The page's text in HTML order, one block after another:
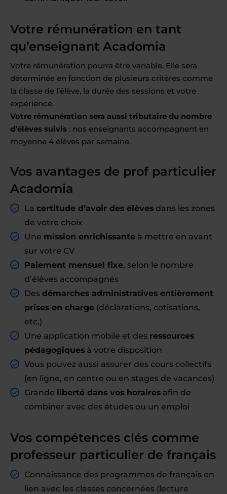
Votre rémunération en tant
qu’enseignant Acadomia
Votre rémunération pourra être variable. Elle sera
déterminée en fonction de plusieurs critères comme
la classe de l’élève, la durée des sessions et votre
expérience.
Votre rémunération sera aussi tributaire du nombre
d’élèves suivis : nos enseignants accompagnent en
moyenne 4 élèves par semaine.
Vos avantages de prof particulier
Acadomia
La certitude d’avoir des élèves dans les zones
de votre choix
Une mission enrichissante à mettre en avant
sur votre CV
Paiement mensuel fixe, selon le nombre
d’élèves accompagnés
Des démarches administratives entièrement
prises en charge (déclarations, cotisations,
etc.)
Une application mobile et des ressources
pédagogiques à votre disposition
Vous pouvez aussi assurer des cours collectifs
(en ligne, en centre ou en stages de vacances)
Grande liberté dans vos horaires afin de
combiner avec des études ou un emploi
Vos compétences clés comme
professeur particulier de français
Connaissance des programmes de français en
lien avec les classes concernées (lecture